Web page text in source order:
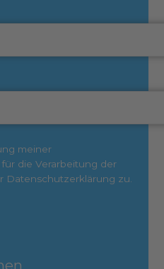
meiner
die Verarbeitung der
Datenschutzerklärung zu.